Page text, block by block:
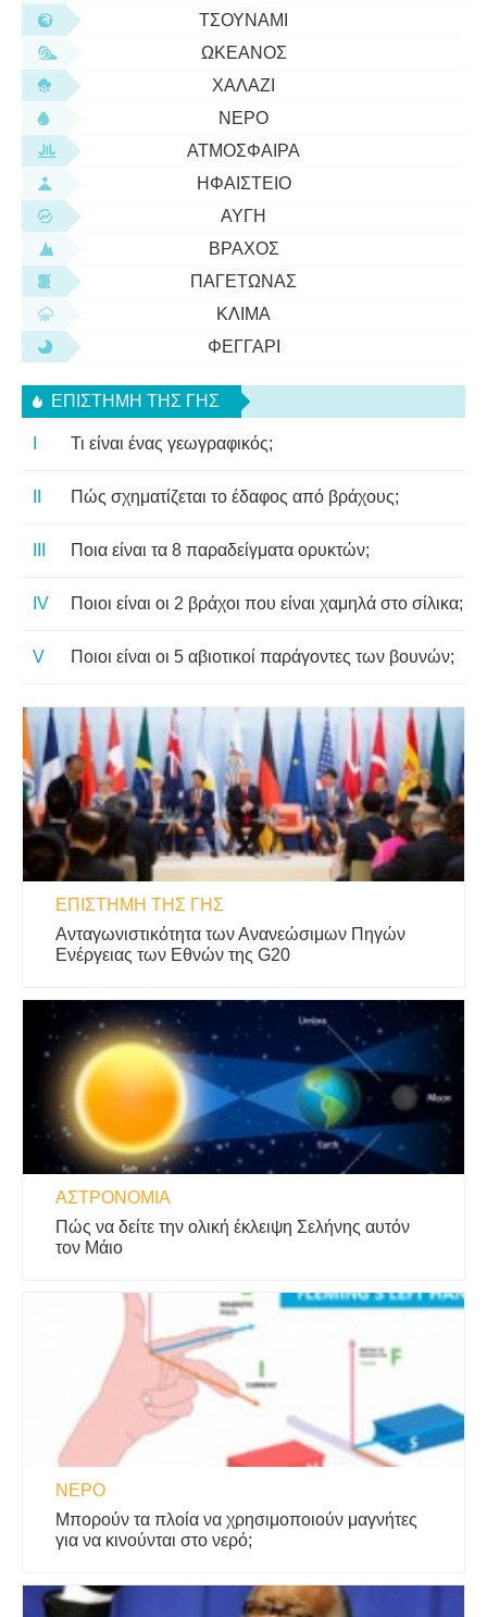
ΤΣΟΥΝΆΜΙ
ΩΚΕΑΝΌΣ
ΧΑΛΆΖΙ
ΝΕΡΌ
ΑΤΜΌΣΦΑΙΡΑ
ΗΦΑΊΣΤΕΙΟ
ΑΥΓΉ
ΒΡΆΧΟΣ
ΠΑΓΕΤΏΝΑΣ
ΚΛΊΜΑ
ΦΕΓΓΆΡΙ
ΕΠΙΣΤΉΜΗ ΤΗΣ ΓΗΣ
Τι είναι ένας γεωγραφικός;
Πώς σχηματίζεται το έδαφος από βράχους;
Ποια είναι τα 8 παραδείγματα ορυκτών;
Ποιοι είναι οι 2 βράχοι που είναι χαμηλά στο σίλικα;
Ποιοι είναι οι 5 αβιοτικοί παράγοντες των βουνών;
ΕΠΙΣΤΉΜΗ ΤΗΣ ΓΗΣ
Ανταγωνιστικότητα των Ανανεώσιμων Πηγών
Ενέργειας των Εθνών της G20
ΑΣΤΡΟΝΟΜΊΑ
Πώς να δείτε την ολική έκλειψη Σελήνης αυτόν
τον Μάιο
ΝΕΡΌ
Μπορούν τα πλοία να χρησιμοποιούν μαγνήτες
για να κινούνται στο νερό;